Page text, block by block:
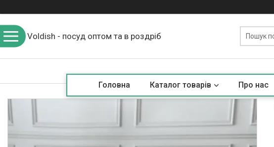
Voldish - посуд оптом та в роздріб
Головна Каталог товарів Про нас